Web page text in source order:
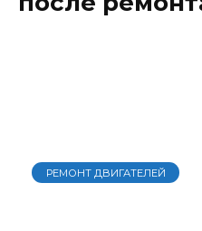
РЕМОНТ ДВИГАТЕЛЕЙ